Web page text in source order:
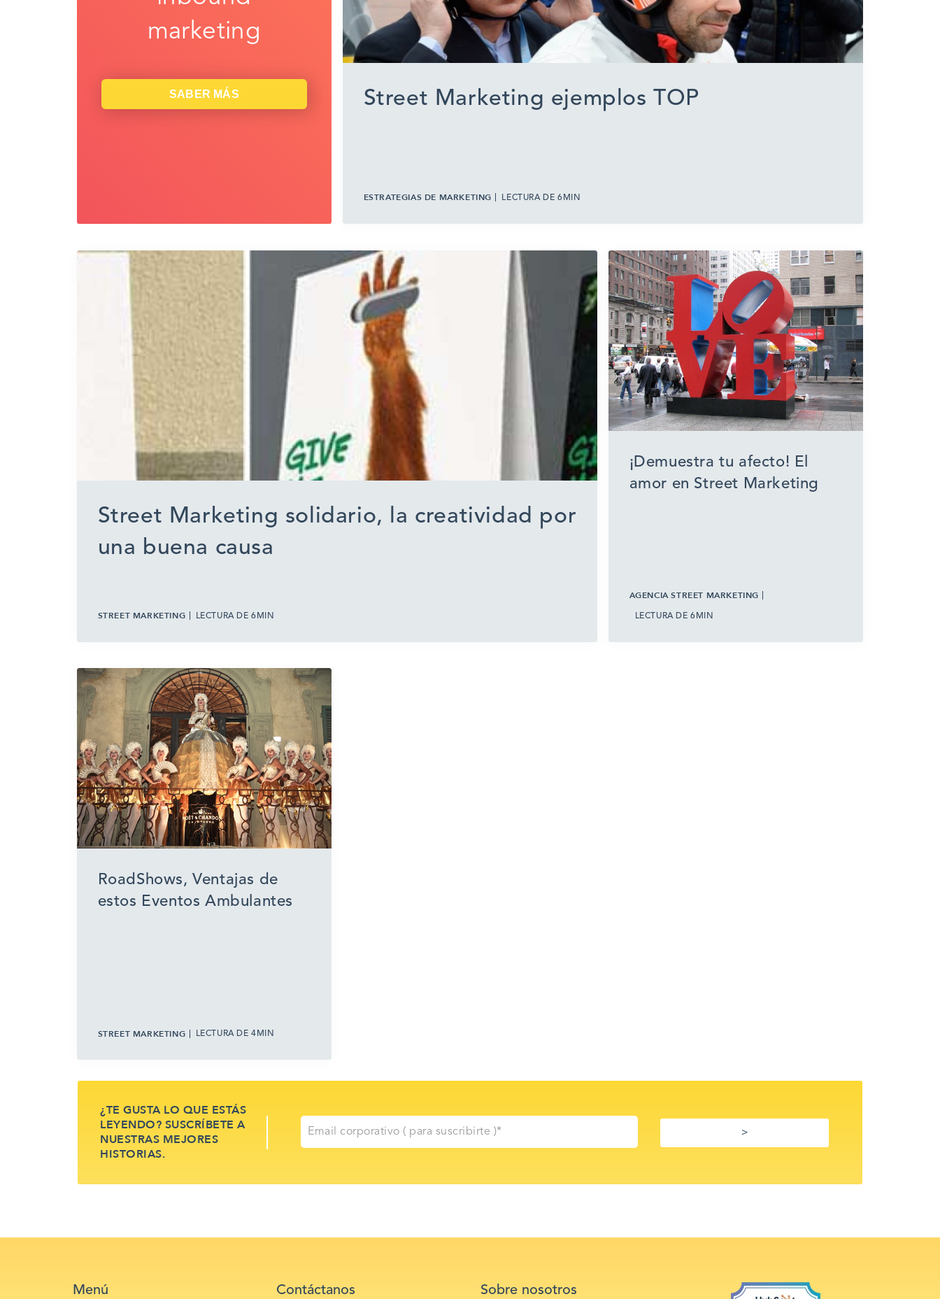
marketing
SABER MÁS Street Marketing ejemplos TOP
ESTRATEGIAS DE MARKETING LECTURA DE 6MIN
Street Marketing solidario, la creatividad por
una buena causa
STREET MARKETING LECTURA DE 6MIN
¡Demuestra tu afecto! El
amor en Street Marketing
AGENCIA STREET MARKETING
LECTURA DE 6MIN
RoadShows, Ventajas de
estos Eventos Ambulantes
STREET MARKETING LECTURA DE 4MIN
¿TE GUSTA LO QUE ESTÁS
LEYENDO? SUSCRÍBETE A
NUESTRAS MEJORES
HISTORIAS.
Menú Contáctanos Sobre nosotros